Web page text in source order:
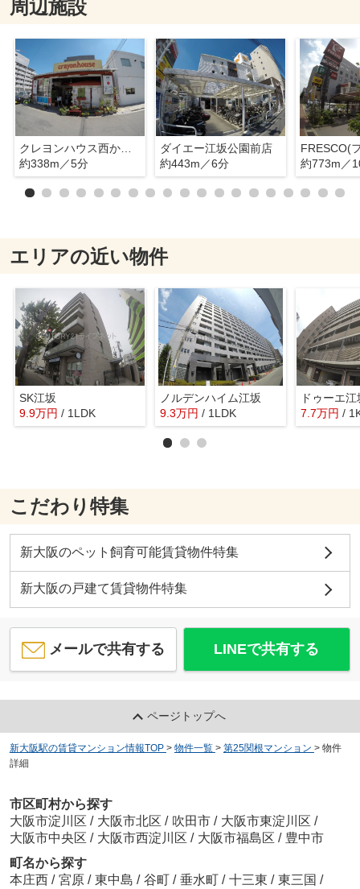
周辺施設
クレヨンハウス西からの旬菜便
約338m／5分
ダイエー江坂公園前店
約443m／6分
約773m／
エリアの近い物件
SK江坂
9.9万円 / 1LDK
ノルデンハイム江坂
9.3万円 / 1LDK
ドゥーエ江
7.7万円 /
こだわり特集
新大阪のペット飼育可能賃貸物件特集
新大阪の戸建て賃貸物件特集
メールで共有する LINEで共有する
ページトップへ
新大阪駅の賃貸マンション情報TOP > 物件一覧 > 第25関根マンション > 物件
詳細
市区町村から探す
大阪市淀川区 / 大阪市北区 / 吹田市 / 大阪市東淀川区 /
大阪市中央区 / 大阪市西淀川区 / 大阪市福島区 / 豊中市
町名から探す
本庄西 / 宮原 / 東中島 / 谷町 / 垂水町 / 十三東 / 東三国 /